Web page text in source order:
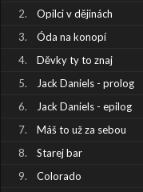
Opilci v dějinách
Óda na konopí
Děvky ty to znaj
Jack Daniels - prolog
Jack Daniels - epilog
Máš to už za sebou
Starej bar
Colorado